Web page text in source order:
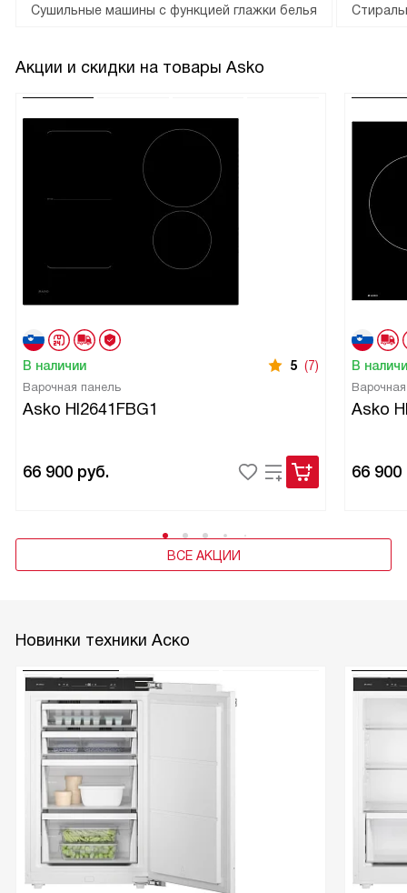
Сушильные машины с функцией глажки белья
Акции и скидки на товары Asko
В наличии 5 (7)
Варочная панель
Asko HI2641FBG1
66 900 руб.
В
Asko
66 900
ВСЕ АКЦИИ
Новинки техники Аско